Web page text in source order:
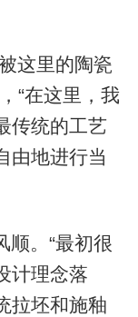
这里的陶瓷
“在这里，我
传统的工艺
由地进行当
顺。“最初很
计理念落
拉坯和施釉